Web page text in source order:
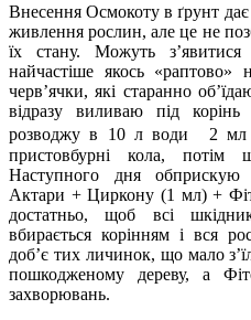
Внесення Осмокоту в ґрунт
живлення рослин, але це не
їх стану. Можуть з’явитися
найчастіше якось «раптово»
черв’ячки, які старанно
відразу виливаю під
розводжу в 10 л води 2 мл
пристовбурні кола,
Наступного дня
Актари + Циркону (1 мл) +
достатньо, щоб всі
вбирається корінням і вся
доб’є тих личинок, що мало
пошкодженому дереву, а
захворювань.